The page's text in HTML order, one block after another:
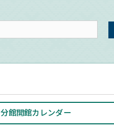
分館開館カレンダー